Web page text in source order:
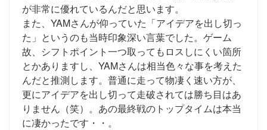
が非常に優れているんだと思います。
また、YAMさんが仰っていた「アイデアを出し切っ
た」というのも当時印象深い言葉でした。ゲーム
故、シフトポイント一つ取ってもロスしにくい箇所
とかありますし、YAMさんは相当色々な事を考えた
んだと推測します。普通に走って物凄く速い方が、
更にアイデアを出し切って走破されては勝ち目はあ
りません（笑）。あの最終戦のトップタイムは本当
に凄かったです・・。